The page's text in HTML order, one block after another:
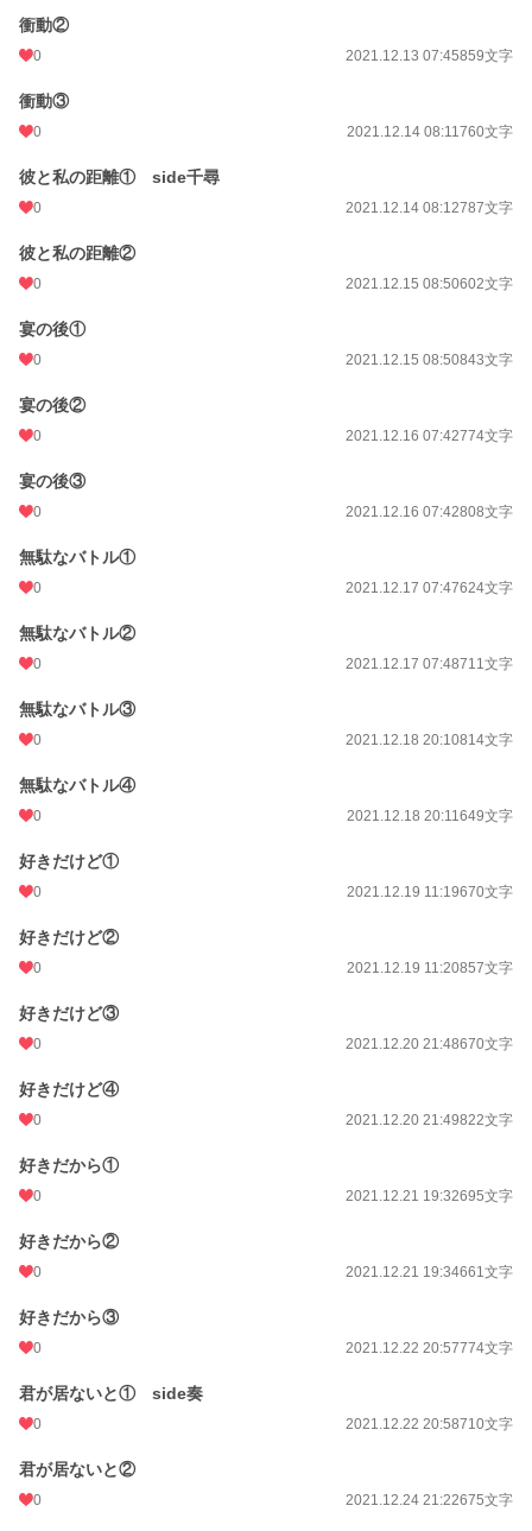
衝動②
0 2021.12.13 07:45859文字
衝動③
0 2021.12.14 08:11760文字
彼と私の距離① side千尋
0 2021.12.14 08:12787文字
彼と私の距離②
0 2021.12.15 08:50602文字
宴の後①
0 2021.12.15 08:50843文字
宴の後②
0 2021.12.16 07:42774文字
宴の後③
0 2021.12.16 07:42808文字
無駄なバトル①
0 2021.12.17 07:47624文字
無駄なバトル②
0 2021.12.17 07:48711文字
無駄なバトル③
0 2021.12.18 20:10814文字
無駄なバトル④
0 2021.12.18 20:11649文字
好きだけど①
0 2021.12.19 11:19670文字
好きだけど②
0 2021.12.19 11:20857文字
好きだけど③
0 2021.12.20 21:48670文字
好きだけど④
0 2021.12.20 21:49822文字
好きだから①
0 2021.12.21 19:32695文字
好きだから②
0 2021.12.21 19:34661文字
好きだから③
0 2021.12.22 20:57774文字
君が居ないと① side奏
0 2021.12.22 20:58710文字
君が居ないと②
0 2021.12.24 21:22675文字